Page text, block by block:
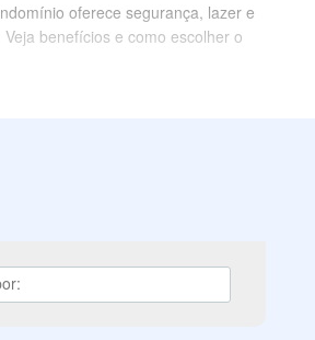
oferece segurança, lazer e
benefícios e como escolher o